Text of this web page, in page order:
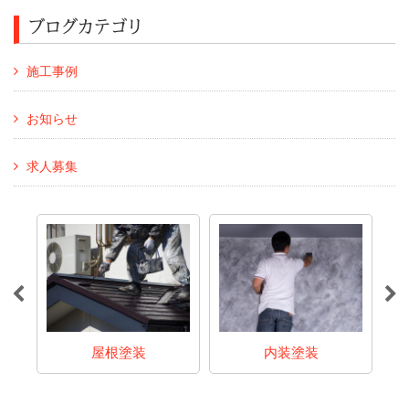
ブログカテゴリ
施工事例
お知らせ
求人募集
屋根塗装 内装塗装